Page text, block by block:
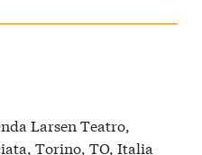
Larsen Teatro,
Torino, TO, Italia